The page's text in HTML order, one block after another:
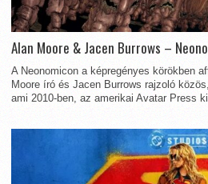
Alan Moore & Jacen Burrows –
A Neonomicon a képregényes körökben
Moore író és Jacen Burrows rajzoló
ami 2010-ben, az amerikai Avatar Press